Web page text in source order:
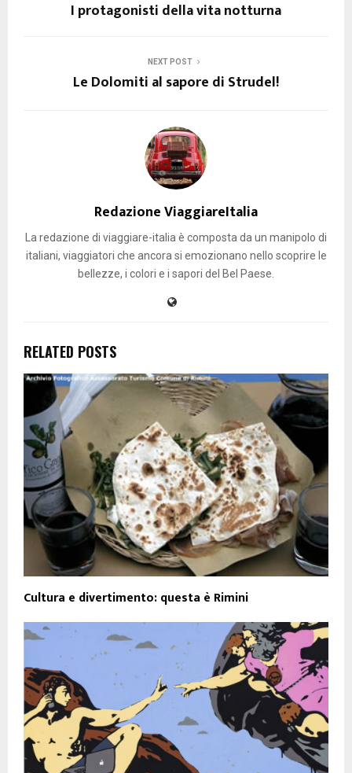
I protagonisti della vita notturna
NEXT POST
Le Dolomiti al sapore di Strudel!
Redazione ViaggiareItalia
La redazione di viaggiare-italia è composta da un manipolo di
italiani, viaggiatori che ancora si emozionano nello scoprire le
bellezze, i colori e i sapori del Bel Paese.
RELATED POSTS
Cultura e divertimento: questa è Rimini